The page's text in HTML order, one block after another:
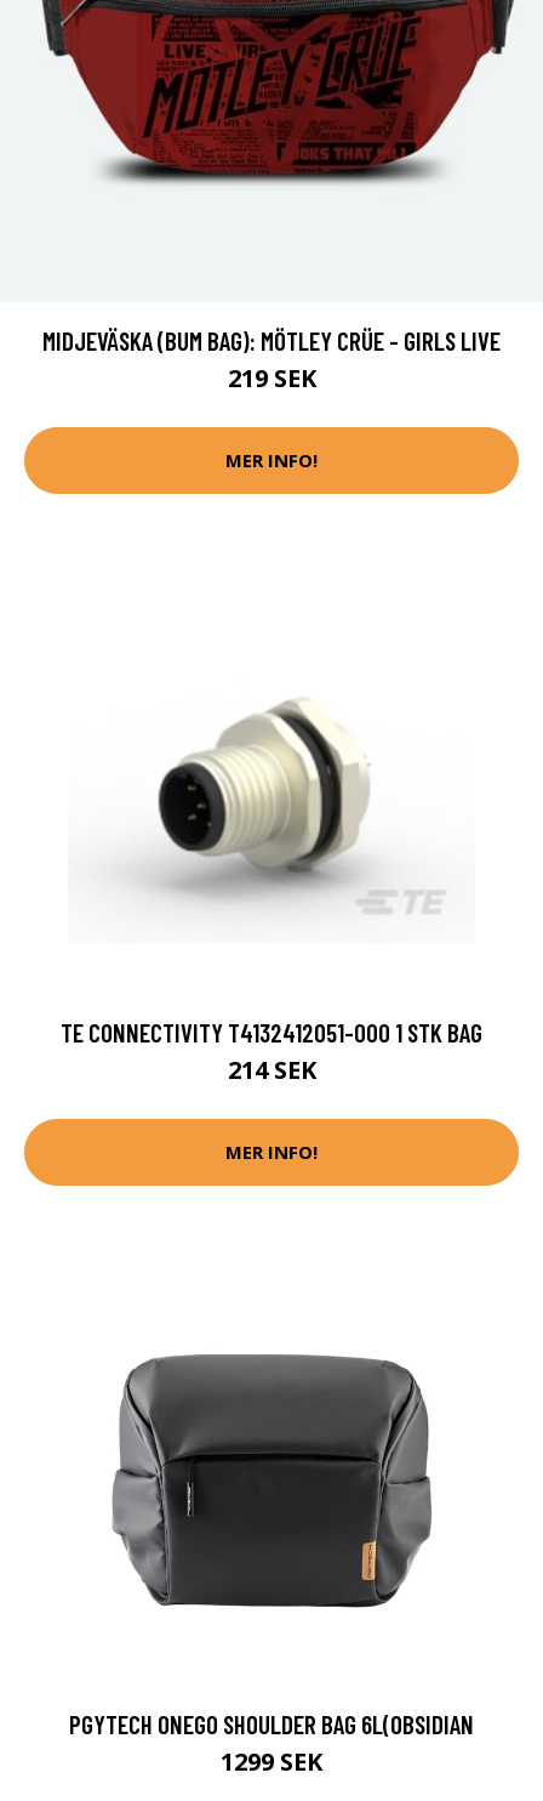
MIDJEVÄSKA (BUM BAG): MÖTLEY CRÜE - GIRLS LIVE
219 SEK
MER INFO!
TE CONNECTIVITY T4132412051-000 1 STK BAG
214 SEK
MER INFO!
PGYTECH ONEGO SHOULDER BAG 6L(OBSIDIAN
1299 SEK